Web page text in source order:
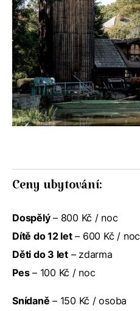
Ceny ubytování:
Dospělý– 800 Kč / noc
Dítě do 12 let– 600 Kč / noc
Děti do 3 let– zdarma
Pes– 100 Kč / noc
Snídaně – 150 Kč / osoba